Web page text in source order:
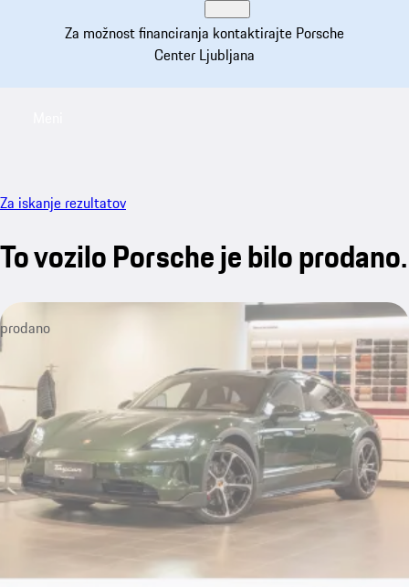
Za možnost financiranja kontaktirajte Porsche
Center Ljubljana
Za iskanje rezultatov
To vozilo Porsche je bilo prodano.
prodano